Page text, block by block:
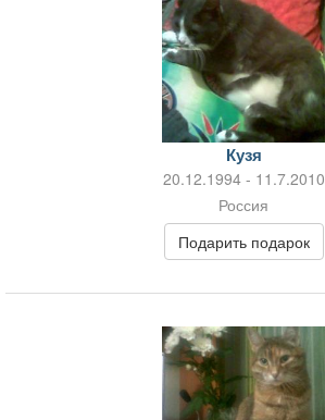
Кузя
20.12.1994 - 11.7.2010
Россия
Подарить подарок